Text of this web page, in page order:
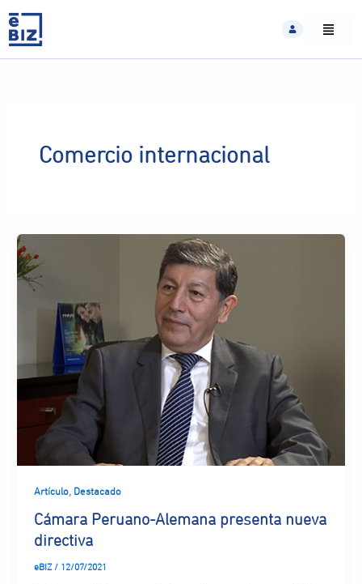
content
Comercio internacional
Artículo, Destacado
Cámara Peruano-Alemana presenta nueva
directiva
eBIZ / 12/07/2021